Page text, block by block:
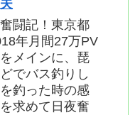
闘記！東京都
年月間27万PV
メインに、琵
でバス釣りし
釣った時の感
求めて日夜奮